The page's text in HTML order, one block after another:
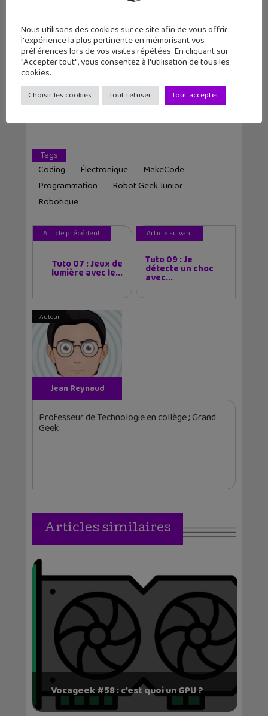
(tome 1), un comics post-apocalyptique
par un auteur français
Les sorties geek de l’été à Paris : One
Piece au musée Grévin, Zoo Art Show,
Passion Japon…
Tags
Coding
Électronique
MakeCode
Programmation
Robot Geek Junior
Robotique
Article précédent
Tuto 07 : Jeux de
lumière avec le...
Article suivant
Tuto 09 : Je
détecte un choc
avec...
Auteur
Jean Reynaud
Professeur de Technologie en collège ; Grand
Geek
Articles similaires
Vocageek #58 : c’est quoi un GPU ?
Nous utilisons des cookies sur ce site afin de vous offrir
l'expérience la plus pertinente en mémorisant vos
préférences lors de vos visites répétées. En cliquant sur
"Accepter tout", vous consentez à l'utilisation de tous les
cookies.
Choisir les cookies Tout refuser Tout accepter